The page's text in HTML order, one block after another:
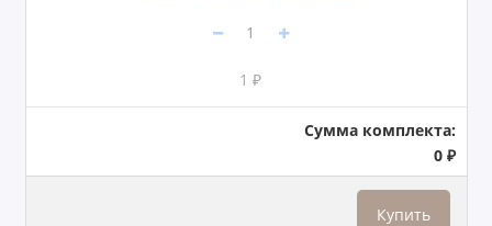
1 ₽
Сумма комплекта:
0 ₽
Купить